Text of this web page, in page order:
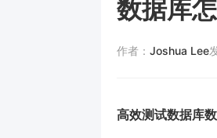
数据库
作者： Joshua Lee
高效测试数据库